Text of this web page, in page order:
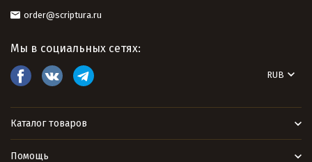
order@scriptura.ru
Мы в социальных сетях:
RUB
Каталог товаров
Помощь